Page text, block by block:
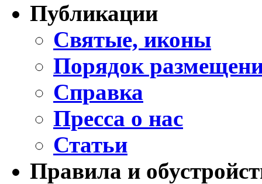
Публикации
Святые, иконы
Порядок
Справка
Пресса о нас
Статьи
Правила и